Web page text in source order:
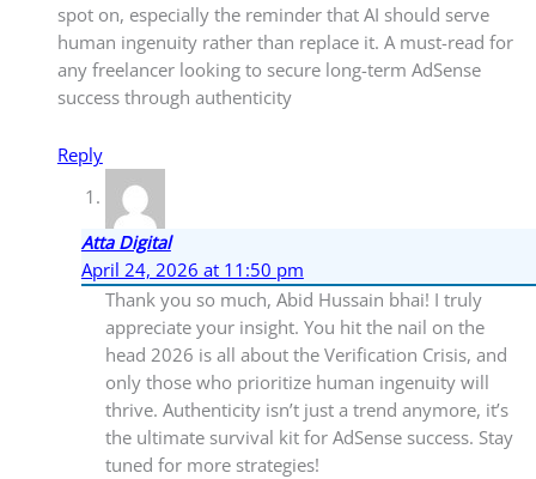
spot on, especially the reminder that AI should serve
human ingenuity rather than replace it. A must-read for
any freelancer looking to secure long-term AdSense
success through authenticity
Reply
Atta Digital
April 24, 2026 at 11:50 pm
Thank you so much, Abid Hussain bhai! I truly
appreciate your insight. You hit the nail on the
head 2026 is all about the Verification Crisis, and
only those who prioritize human ingenuity will
thrive. Authenticity isn’t just a trend anymore, it’s
the ultimate survival kit for AdSense success. Stay
tuned for more strategies!